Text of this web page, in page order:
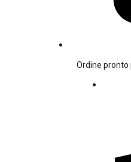
Ordine pronto